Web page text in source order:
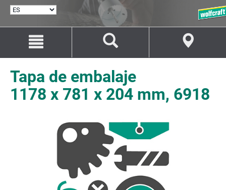
SELECCIONAR
contenido
la
navegación
Tapa de embalaje
1178 x 781 x 204 mm, 6918